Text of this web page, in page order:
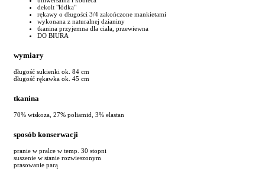
dekolt "łódka"
rękawy o długości 3/4 zakończone mankietami
wykonana z naturalnej dzianiny
tkanina przyjemna dla ciała, przewiewna
DO BIURA
wymiary
długość sukienki ok. 84 cm
długość rękawka ok. 45 cm
tkanina
70% wiskoza, 27% poliamid, 3% elastan
sposób konserwacji
pranie w pralce w temp. 30 stopni
suszenie w stanie rozwieszonym
prasowanie parą